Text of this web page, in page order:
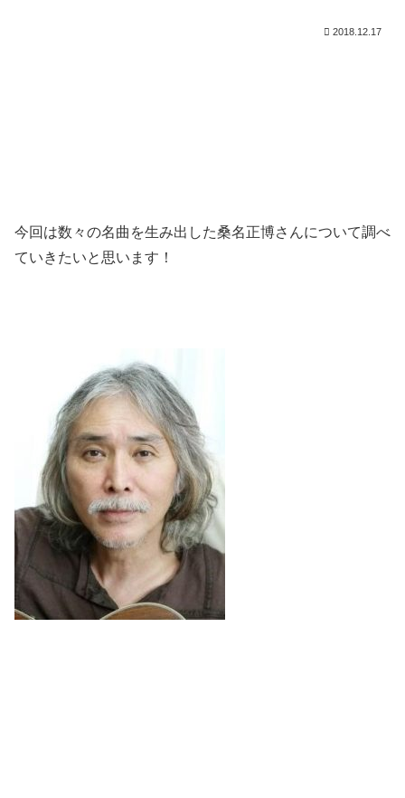
2018.12.17
今回は数々の名曲を生み出した桑名正博さんについて調べ
ていきたいと思います！